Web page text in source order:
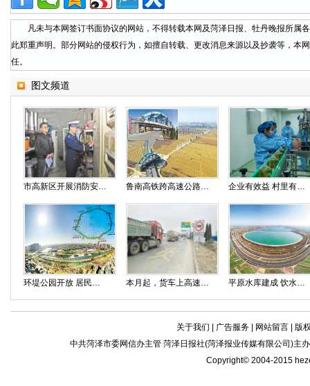
凡未与本网签订书面协议的网站，不得转载本网及菏泽日报、牡丹晚报所属
此郑重声明。部分网站的侵权行为，如擅自转载、更改消息来源以及抄袭等，本
任。
图文频道
市高新区开展消防安全隐患排查 鲁南高铁跨高速公路桥即将完工 企业有效益 村里有收益 农民有利益
环堤公园开放 居民交口称赞 本月起，货车上高速前先称“体重” 平原水库建成 饮水难题破解
关于我们 广告服务| 网站留言| 版
中共菏泽市委网信办主管 菏泽日报社(菏泽报业传媒有限公司)主
Copyright© 2004-2015